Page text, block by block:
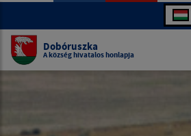
Dobóruszka
A község hivatalos honlapja